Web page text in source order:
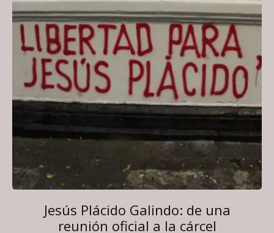
Jesús Plácido Galindo: de una
reunión oficial a la cárcel